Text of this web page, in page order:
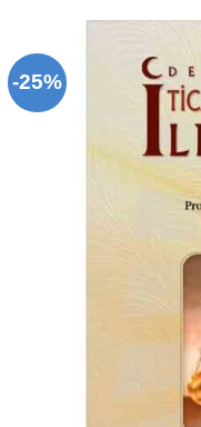
-25%